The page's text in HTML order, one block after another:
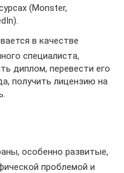
(Monster,
в качестве
специалиста,
диплом, перевести его
получить лицензию на
особенно развитые,
проблемой и